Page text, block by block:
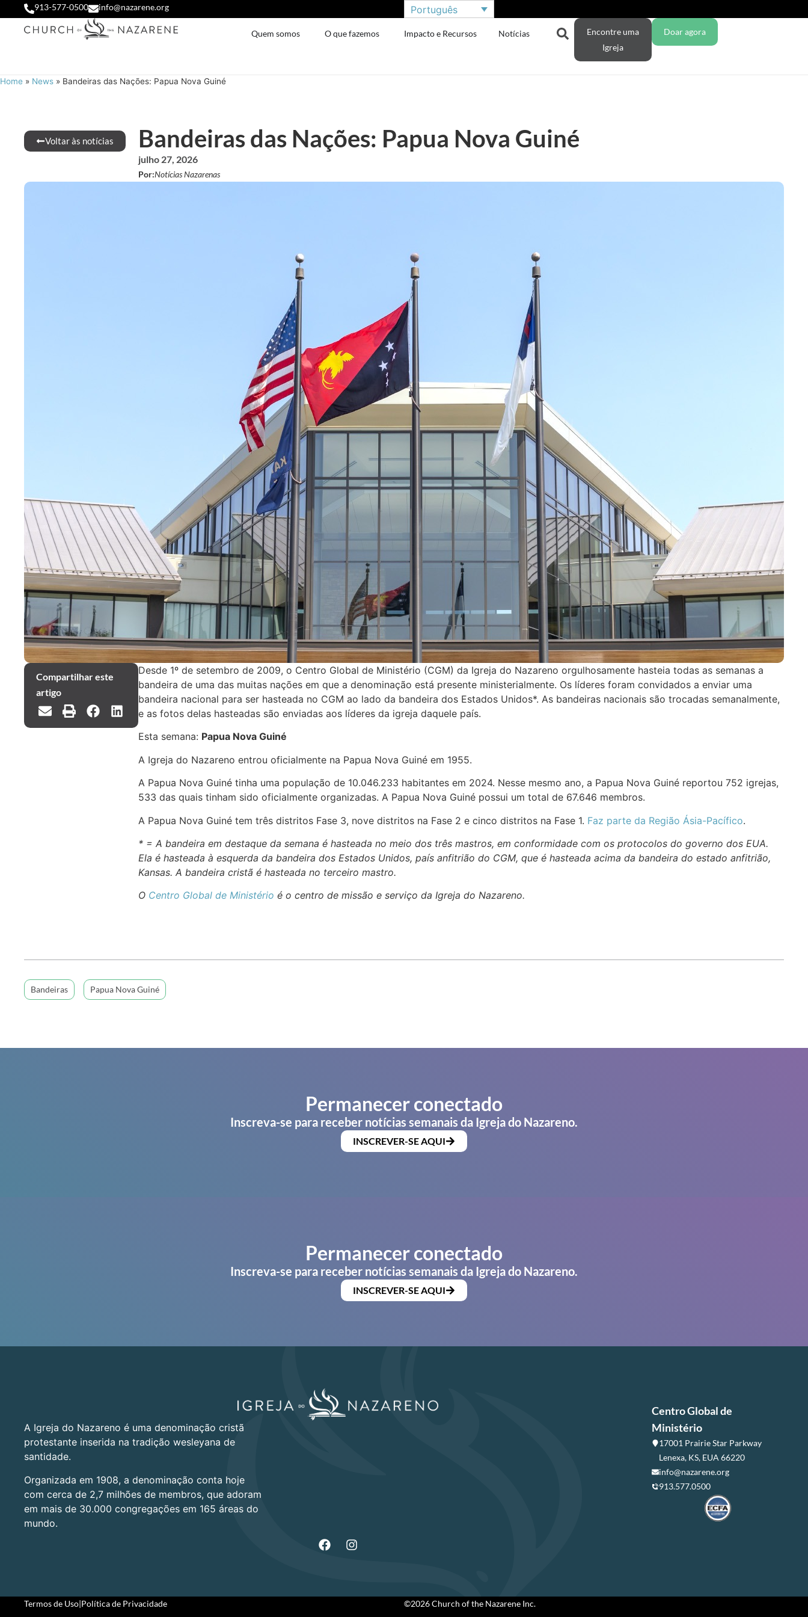
913-577-0500 info@nazarene.org Português
Quem somos O que fazemos Impacto e Recursos Notícias
Encontre uma
Igreja
Doar agora
Home » News » Bandeiras das Nações: Papua Nova Guiné
Voltar às notícias Bandeiras das Nações: Papua Nova Guiné
julho 27, 2026
Por:Notícias Nazarenas
Compartilhar este
artigo
Desde 1º de setembro de 2009, o Centro Global de Ministério (CGM) da Igreja do Nazareno orgulhosamente hasteia todas as semanas a
bandeira de uma das muitas nações em que a denominação está presente ministerialmente. Os líderes foram convidados a enviar uma
bandeira nacional para ser hasteada no CGM ao lado da bandeira dos Estados Unidos*. As bandeiras nacionais são trocadas semanalmente,
e as fotos delas hasteadas são enviadas aos líderes da igreja daquele país.
Esta semana: Papua Nova Guiné
A Igreja do Nazareno entrou oficialmente na Papua Nova Guiné em 1955.
A Papua Nova Guiné tinha uma população de 10.046.233 habitantes em 2024. Nesse mesmo ano, a Papua Nova Guiné reportou 752 igrejas,
533 das quais tinham sido oficialmente organizadas. A Papua Nova Guiné possui um total de 67.646 membros.
A Papua Nova Guiné tem três distritos Fase 3, nove distritos na Fase 2 e cinco distritos na Fase 1. Faz parte da Região Ásia-Pacífico.
* = A bandeira em destaque da semana é hasteada no meio dos três mastros, em conformidade com os protocolos do governo dos EUA.
Ela é hasteada à esquerda da bandeira dos Estados Unidos, país anfitrião do CGM, que é hasteada acima da bandeira do estado anfitrião,
Kansas. A bandeira cristã é hasteada no terceiro mastro.
O Centro Global de Ministério é o centro de missão e serviço da Igreja do Nazareno.
Bandeiras Papua Nova Guiné
Permanecer conectado
Inscreva-se para receber notícias semanais da Igreja do Nazareno.
INSCREVER-SE AQUI
Permanecer conectado
Inscreva-se para receber notícias semanais da Igreja do Nazareno.
INSCREVER-SE AQUI
A Igreja do Nazareno é uma denominação cristã
protestante inserida na tradição wesleyana de
santidade.
Organizada em 1908, a denominação conta hoje
com cerca de 2,7 milhões de membros, que adoram
em mais de 30.000 congregações em 165 áreas do
mundo.
Centro Global de
Ministério
17001 Prairie Star Parkway
Lenexa, KS, EUA 66220
info@nazarene.org
913.577.0500
Termos de Uso|Política de Privacidade ©2026 Church of the Nazarene Inc.